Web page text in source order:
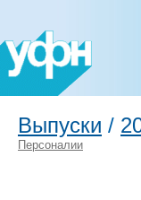
Выпуски /
Персоналии